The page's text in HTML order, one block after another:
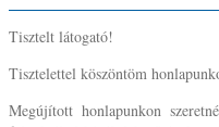
Tisztelt látogató!
Tisztelettel köszöntöm
Megújított honlapunkon